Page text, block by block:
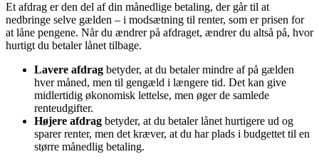
Et afdrag er den del af din månedlige betaling, der går til at
nedbringe selve gælden – i modsætning til renter, som er prisen for
at låne pengene. Når du ændrer på afdraget, ændrer du altså på, hvor
hurtigt du betaler lånet tilbage.
Lavere afdrag betyder, at du betaler mindre af på gælden
hver måned, men til gengæld i længere tid. Det kan give
midlertidig økonomisk lettelse, men øger de samlede
renteudgifter.
Højere afdrag betyder, at du betaler lånet hurtigere ud og
sparer renter, men det kræver, at du har plads i budgettet til en
større månedlig betaling.